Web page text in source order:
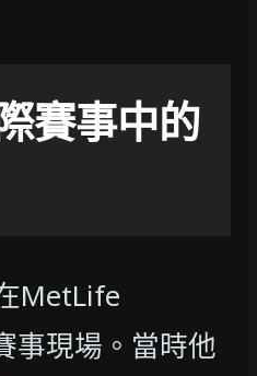
賽事中的
MetLife
事現場。當時他